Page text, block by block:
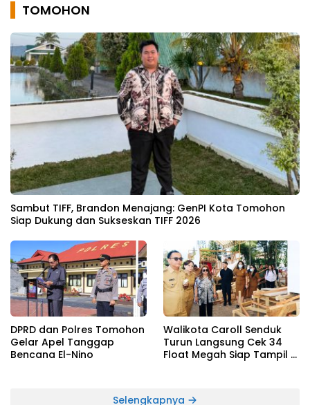
TOMOHON
Sambut TIFF, Brandon Menajang: ​GenPI Kota Tomohon
Siap Dukung dan Sukseskan TIFF 2026
DPRD dan Polres Tomohon
Gelar Apel Tanggap
Bencana El-Nino
Walikota Caroll Senduk
Turun Langsung Cek 34
Float Megah Siap Tampil di
Selengkapnya